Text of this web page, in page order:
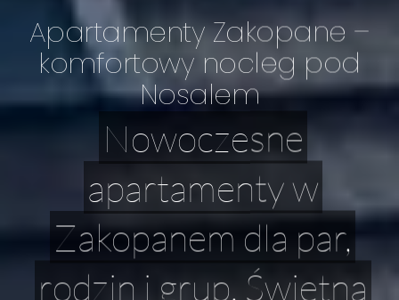
Apartamenty Zakopane –
komfortowy nocleg pod
Nosalem
Nowoczesne
apartamenty w
Zakopanem dla par,
rodzin i grup. Świetna